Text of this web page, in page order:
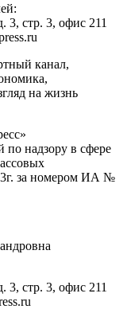
3, стр. 3, офис 211
канал,
на жизнь
по надзору в сфере
за номером ИА №
3, стр. 3, офис 211